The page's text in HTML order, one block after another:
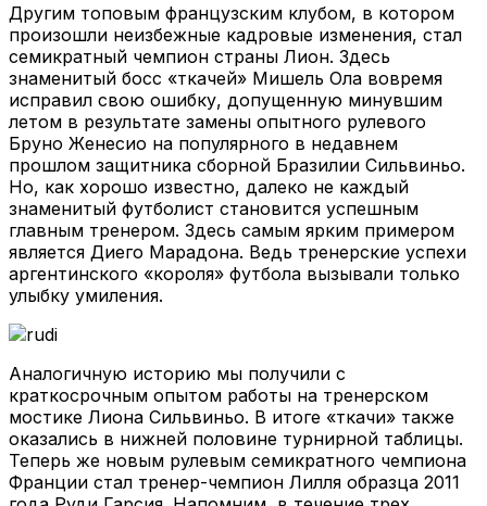
Другим топовым французским клубом, в котором
произошли неизбежные кадровые изменения, стал
семикратный чемпион страны Лион. Здесь
знаменитый босс «ткачей» Мишель Ола вовремя
исправил свою ошибку, допущенную минувшим
летом в результате замены опытного рулевого
Бруно Женесио на популярного в недавнем
прошлом защитника сборной Бразилии Сильвиньо.
Но, как хорошо известно, далеко не каждый
знаменитый футболист становится успешным
главным тренером. Здесь самым ярким примером
является Диего Марадона. Ведь тренерские успехи
аргентинского «короля» футбола вызывали только
улыбку умиления.
Аналогичную историю мы получили с
краткосрочным опытом работы на тренерском
мостике Лиона Сильвиньо. В итоге «ткачи» также
оказались в нижней половине турнирной таблицы.
Теперь же новым рулевым семикратного чемпиона
Франции стал тренер-чемпион Лилля образца 2011